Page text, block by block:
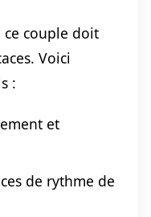
ce couple doit
Voici
:
et
de rythme de